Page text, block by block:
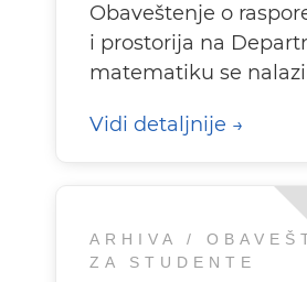
Obaveštenje o
i prostorija na
matematiku se
Vidi detaljnije
ARHIVA /
ZA STUDENTE